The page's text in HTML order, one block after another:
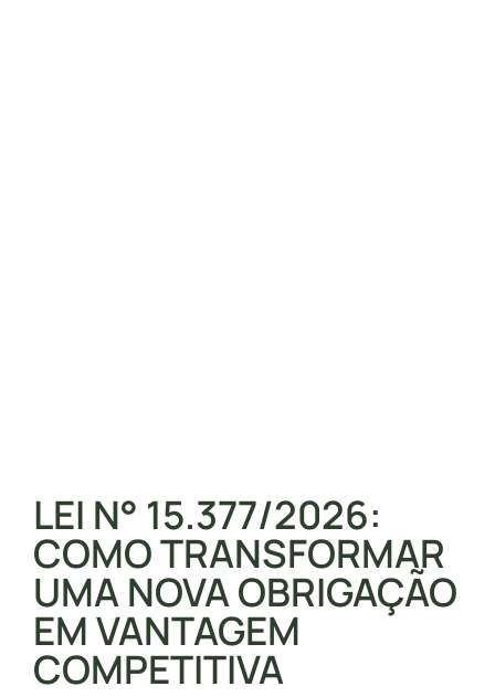
LEI N° 15.377/2026:
COMO TRANSFORMAR
UMA NOVA OBRIGAÇÃO
EM VANTAGEM
COMPETITIVA